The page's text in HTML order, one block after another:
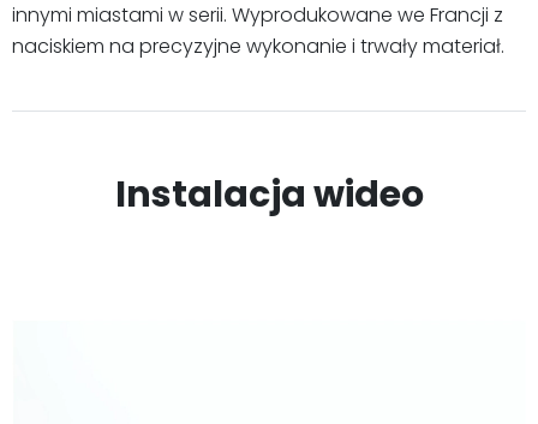
innymi miastami w serii. Wyprodukowane we Francji z
naciskiem na precyzyjne wykonanie i trwały materiał.
Instalacja wideo